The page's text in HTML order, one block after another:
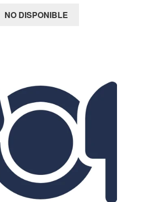
NO DISPONIBLE